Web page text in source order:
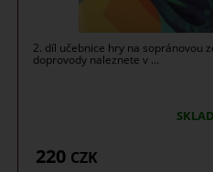
2. díl učebnice hry na sopránovou
doprovody naleznete v ...
220 CZK